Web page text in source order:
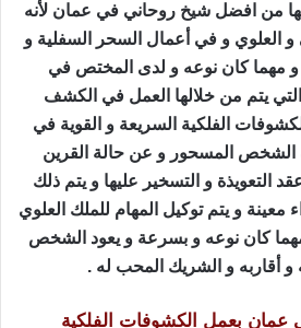
من افضل شيخ روحاني في عمان لأنه
و العلوي و في أعمال السحر السفلية و
و مهما كان نوعه و لدى المختص في
يتم من خلالها العمل في الكشف
الفلكية السريعة و القوية في
الشخص المسحور و عن حالة القرين
التعويذة و التسخير عليها و يتم ذلك
و يتم توكيل المهام للملك العلوي
كان نوعه و بسرعة و يعود الشخص
و أقاربه و الشريك المحب له .
بعمل الكشوفات الفلكية